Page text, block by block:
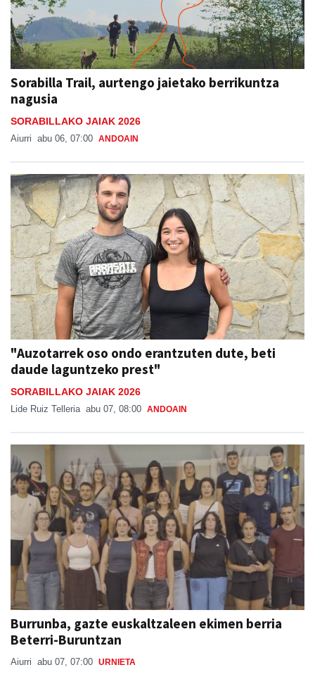
Sorabilla Trail, aurtengo jaietako berrikuntza
nagusia
SORABILLAKO JAIAK 2026
Aiurri abu 06, 07:00 ANDOAIN
"Auzotarrek oso ondo erantzuten dute, beti
daude laguntzeko prest"
SORABILLAKO JAIAK 2026
Lide Ruiz Telleria abu 07, 08:00 ANDOAIN
Burrunba, gazte euskaltzaleen ekimen berria
Beterri-Buruntzan
Aiurri abu 07, 07:00 URNIETA